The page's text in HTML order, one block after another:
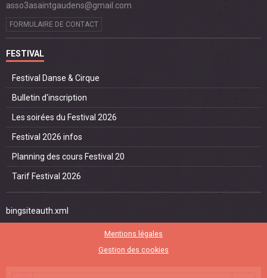
asso3asaintgaudens@gmail.com
FORMULAIRE DE CONTACT
FESTIVAL
Festival Danse & Cirque
Bulletin d'inscription
Les soirées du Festival 2026
Festival 2026 infos
Planning des cours Festival 20
Tarif Festival 2026
bingsiteauth.xml
Mentions légales
Gestion des cookies